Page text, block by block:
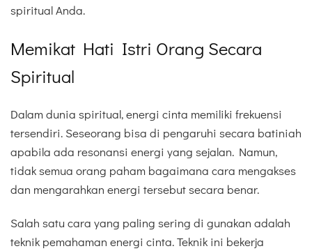
spiritual Anda.
Memikat Hati Istri Orang Secara
Spiritual
Dalam dunia spiritual, energi cinta memiliki frekuensi
tersendiri. Seseorang bisa di pengaruhi secara batiniah
apabila ada resonansi energi yang sejalan. Namun,
tidak semua orang paham bagaimana cara mengakses
dan mengarahkan energi tersebut secara benar.
Salah satu cara yang paling sering di gunakan adalah
teknik pemahaman energi cinta. Teknik ini bekerja